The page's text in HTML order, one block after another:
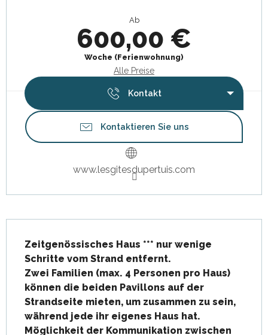
Ab
600,00 €
Woche (Ferienwohnung)
Alle Preise
Kontakt
Kontaktieren Sie uns
www.lesgitesdupertuis.com
Zeitgenössisches Haus *** nur wenige
Schritte vom Strand entfernt.
Zwei Familien (max. 4 Personen pro Haus)
können die beiden Pavillons auf der
Strandseite mieten, um zusammen zu sein,
während jede ihr eigenes Haus hat.
Möglichkeit der Kommunikation zwischen